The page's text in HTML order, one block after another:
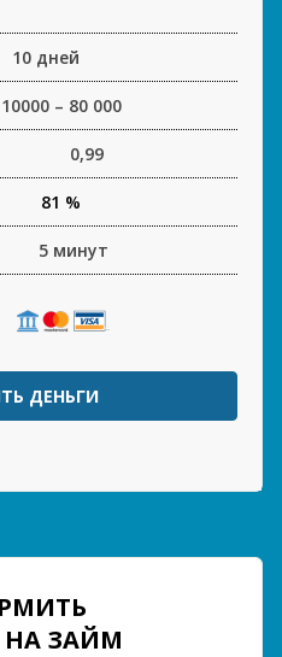
10 дней
10000 – 80 000
0,99
81 %
5 минут
ДЕНЬГИ
НА ЗАЙМ